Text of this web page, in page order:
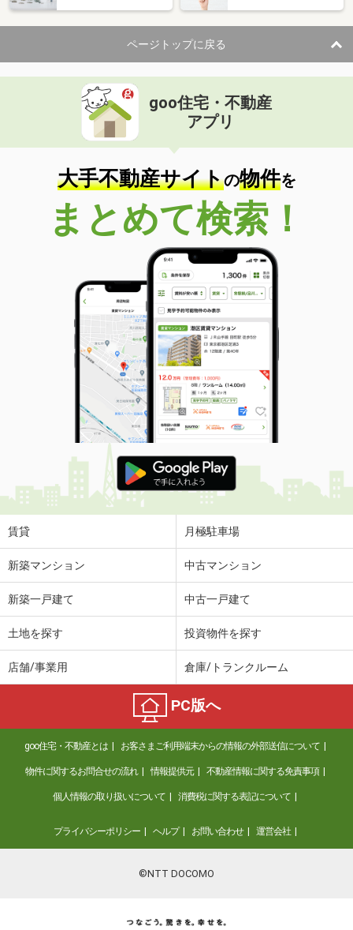
ページトップに戻る
goo住宅・不動産
アプリ
大手不動産サイトの物件を
まとめて検索！
賃貸 月極駐車場
新築マンション 中古マンション
新築一戸建て 中古一戸建て
土地を探す 投資物件を探す
店舗/事業用 倉庫/トランクルーム
PC版へ
goo住宅・不動産とは お客さまご利用端末からの情報の外部送信について
物件に関するお問合せの流れ 情報提供元 不動産情報に関する免責事項
個人情報の取り扱いについて 消費税に関する表記について
プライバシーポリシー ヘルプ お問い合わせ 運営会社
©NTT DOCOMO